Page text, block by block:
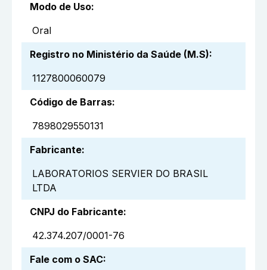
Modo de Uso:
Oral
Registro no Ministério da Saúde (M.S):
1127800060079
Código de Barras:
7898029550131
Fabricante:
LABORATORIOS SERVIER DO BRASIL
LTDA
CNPJ do Fabricante:
42.374.207/0001-76
Fale com o SAC: